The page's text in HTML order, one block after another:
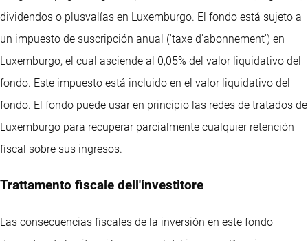
dividendos o plusvalías en Luxemburgo. El fondo está sujeto a
un impuesto de suscripción anual ('taxe d'abonnement') en
Luxemburgo, el cual asciende al 0,05% del valor liquidativo del
fondo. Este impuesto está incluido en el valor liquidativo del
fondo. El fondo puede usar en principio las redes de tratados de
Luxemburgo para recuperar parcialmente cualquier retención
fiscal sobre sus ingresos.
Trattamento fiscale dell'investitore
Las consecuencias fiscales de la inversión en este fondo